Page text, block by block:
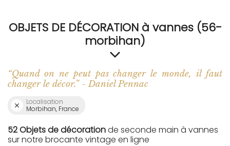
OBJETS DE DÉCORATION à vannes (56-
morbihan)
“Quand on ne peut pas changer le monde, il faut
changer le décor.” - Daniel Pennac
Localisation
Morbihan, France
52 Objets de décorationde seconde main à vannes
sur notre brocante vintage en ligne